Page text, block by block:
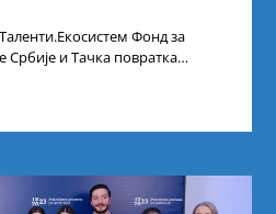
Фонд за
Србије и Тачка повратка